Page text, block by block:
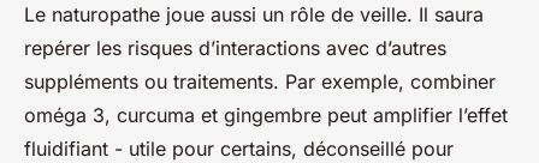
Le naturopathe joue aussi un rôle de veille. Il saura
repérer les risques d’interactions avec d’autres
suppléments ou traitements. Par exemple, combiner
oméga 3, curcuma et gingembre peut amplifier l’effet
fluidifiant - utile pour certains, déconseillé pour